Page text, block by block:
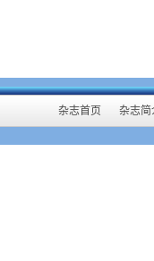
杂志首页 杂志简